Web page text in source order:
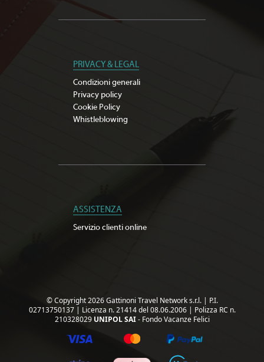
PRIVACY & LEGAL
Condizioni generali
Privacy policy
Cookie Policy
Whistleblowing
ASSISTENZA
Servizio clienti online
© Copyright 2026 Gattinoni Travel Network s.r.l. | P.I.
02713750137 | Licenza n. 21414 del 08.06.2006 | Polizza RC n.
210328029 UNIPOL SAI- Fondo Vacanze Felici